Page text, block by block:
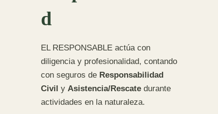
d
EL RESPONSABLE actúa con
diligencia y profesionalidad, contando
con seguros de Responsabilidad
Civil y Asistencia/Rescate durante
actividades en la naturaleza.